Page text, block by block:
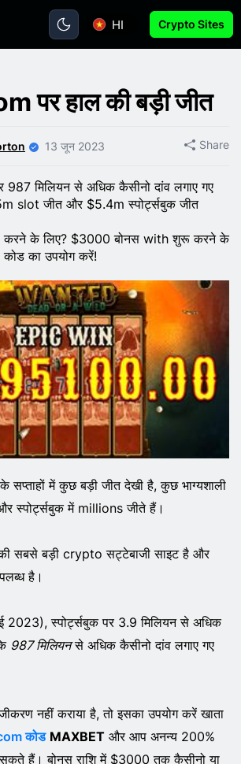
HI Crypto Sites
पर हाल की बड़ी जीत
13 जून 2023 Share
987 मिलियन से अधिक कैसीनो दांव लगाए गए
slot जीत और $5.4m स्पोर्ट्सबुक जीत
करने के लिए? $3000 बोनस with शुरू करने के
का उपयोग करें!
में कुछ बड़ी जीत देखी है, कुछ भाग्यशाली
स्पोर्ट्सबुक में millions जीते हैं।
सबसे बड़ी crypto सट्टेबाजी साइट है और
है।
2023), स्पोर्ट्सबुक पर 3.9 मिलियन से अधिक
987 मिलियनसे अधिक कैसीनो दांव लगाए गए
नहीं कराया है, तो इसका उपयोग करें खाता
कोड MAXBET और आप अनन्य 200%
सकते हैं। बोनस राशि में $3000 तक कैसीनो या